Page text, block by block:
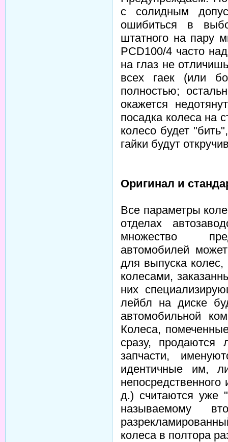
с солидным
ошибиться в
штатного на пару
PCD100/4 часто
на глаз не
всех гаек (или
полностью;
окажется
посадка колеса на
колесо будет
гайки будут
Оригинал и
Все параметры
отделах
множество
автомобилей
для выпуска
колесами,
них
лейбл на диске
автомобильной
Колеса,
сразу, продаются
запчасти,
идентичные им,
д.) считаются уже
называемому
колеса в полтора